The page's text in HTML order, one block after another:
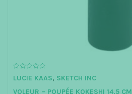
0
o
t
LUCIE KAAS, SKETCH INC
VOLEUR – POUPÉE KOKESHI 14,5 CM